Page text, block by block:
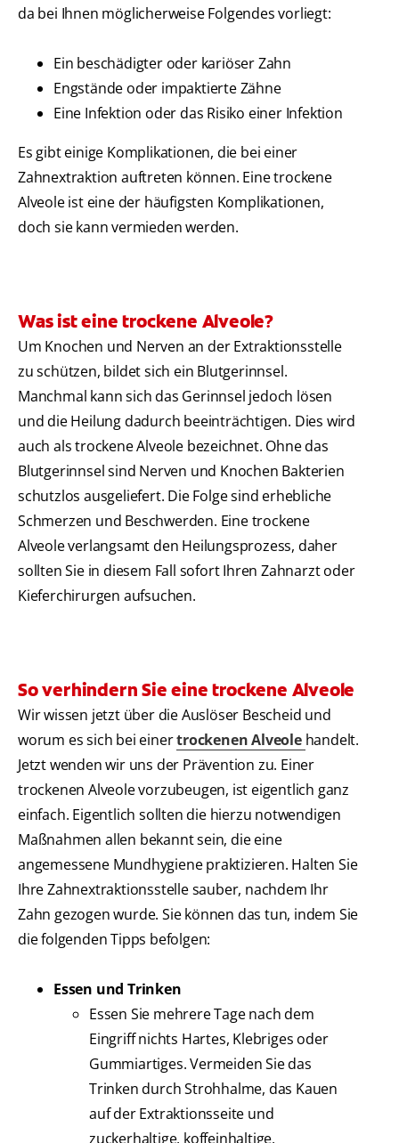
da bei Ihnen möglicherweise Folgendes vorliegt:
Ein beschädigter oder kariöser Zahn
Engstände oder impaktierte Zähne
Eine Infektion oder das Risiko einer Infektion
Es gibt einige Komplikationen, die bei einer
Zahnextraktion auftreten können. Eine trockene
Alveole ist eine der häufigsten Komplikationen,
doch sie kann vermieden werden.
Was ist eine trockene Alveole?
Um Knochen und Nerven an der Extraktionsstelle
zu schützen, bildet sich ein Blutgerinnsel.
Manchmal kann sich das Gerinnsel jedoch lösen
und die Heilung dadurch beeinträchtigen. Dies wird
auch als trockene Alveole bezeichnet. Ohne das
Blutgerinnsel sind Nerven und Knochen Bakterien
schutzlos ausgeliefert. Die Folge sind erhebliche
Schmerzen und Beschwerden. Eine trockene
Alveole verlangsamt den Heilungsprozess, daher
sollten Sie in diesem Fall sofort Ihren Zahnarzt oder
Kieferchirurgen aufsuchen.
So verhindern Sie eine trockene Alveole
Wir wissen jetzt über die Auslöser Bescheid und
worum es sich bei einertrockenen Alveole handelt.
Jetzt wenden wir uns der Prävention zu. Einer
trockenen Alveole vorzubeugen, ist eigentlich ganz
einfach. Eigentlich sollten die hierzu notwendigen
Maßnahmen allen bekannt sein, die eine
angemessene Mundhygiene praktizieren. Halten Sie
Ihre Zahnextraktionsstelle sauber, nachdem Ihr
Zahn gezogen wurde. Sie können das tun, indem Sie
die folgenden Tipps befolgen:
Essen und Trinken
Essen Sie mehrere Tage nach dem
Eingriff nichts Hartes, Klebriges oder
Gummiartiges. Vermeiden Sie das
Trinken durch Strohhalme, das Kauen
auf der Extraktionsseite und
zuckerhaltige, koffeinhaltige,